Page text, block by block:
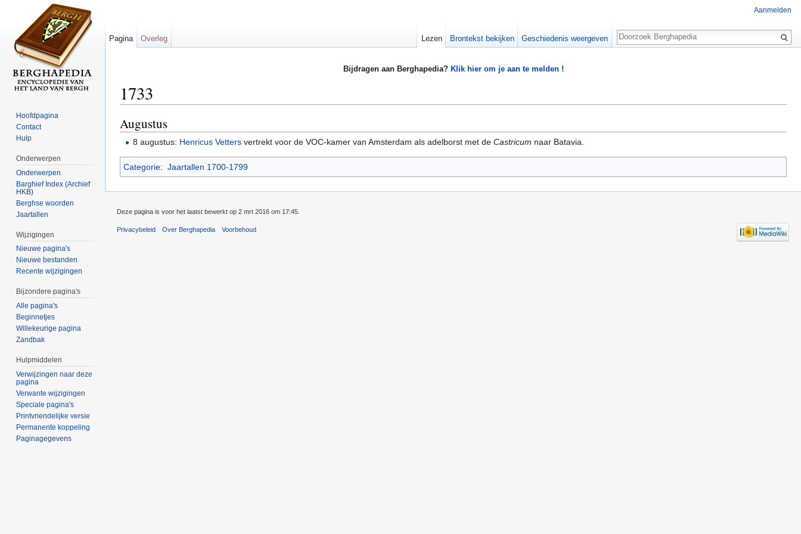
Bijdragen aan Berghapedia? Klik hier om je aan te melden !
1733
Augustus
8 augustus: Henricus Vetters vertrekt voor de VOC-kamer van Amsterdam als adelborst met deCastricum naar Batavia.
Categorie: Jaartallen 1700-1799
Aanmelden
Pagina Overleg Lezen Brontekst bekijken Geschiedenis weergeven
Zoeken
Hoofdpagina
Contact
Hulp
Onderwerpen
Onderwerpen
Barghief Index (Archief
HKB)
Berghse woorden
Jaartallen
Wijzigingen
Nieuwe pagina's
Nieuwe bestanden
Recente wijzigingen
Bijzondere pagina's
Alle pagina's
Beginnetjes
Willekeurige pagina
Zandbak
Hulpmiddelen
Verwijzingen naar deze
pagina
Verwante wijzigingen
Speciale pagina's
Printvriendelijke versie
Permanente koppeling
Paginagegevens
Deze pagina is voor het laatst bewerkt op 2 mrt 2016 om 17:45.
Privacybeleid Over Berghapedia Voorbehoud